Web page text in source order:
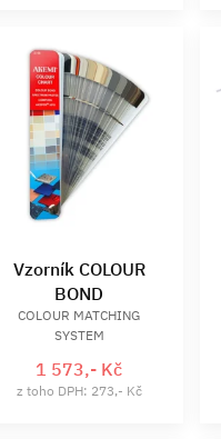
Vzorník COLOUR
BOND
COLOUR MATCHING
SYSTEM
1 573,- Kč
z toho DPH: 273,- Kč